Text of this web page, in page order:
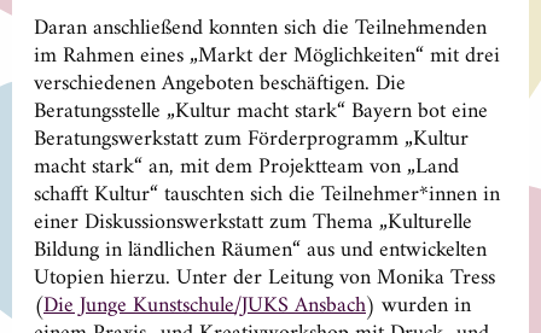
Daran anschließend konnten sich die Teilnehmenden
im Rahmen eines „Markt der Möglichkeiten“ mit drei
verschiedenen Angeboten beschäftigen. Die
Beratungsstelle „Kultur macht stark“ Bayern bot eine
Beratungswerkstatt zum Förderprogramm „Kultur
macht stark“ an, mit dem Projektteam von „Land
schafft Kultur“ tauschten sich die Teilnehmer*innen in
einer Diskussionswerkstatt zum Thema „Kulturelle
Bildung in ländlichen Räumen“ aus und entwickelten
Utopien hierzu. Unter der Leitung von Monika Tress
(Die Junge Kunstschule/JUKS Ansbach) wurden in